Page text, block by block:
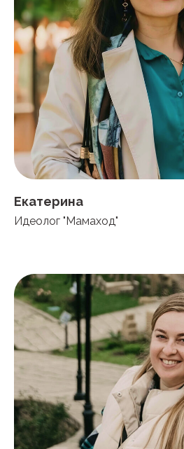
Екатерина
Идеолог "Мамаход"